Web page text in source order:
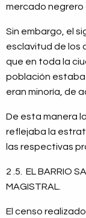
mercado negrero
Sin embargo, el
esclavitud de los
que en toda la
población estaba
eran minoría, de
De esta manera
reflejaba la
las respectivas
2 .5. EL BARRIO
MAGISTRAL.
El censo